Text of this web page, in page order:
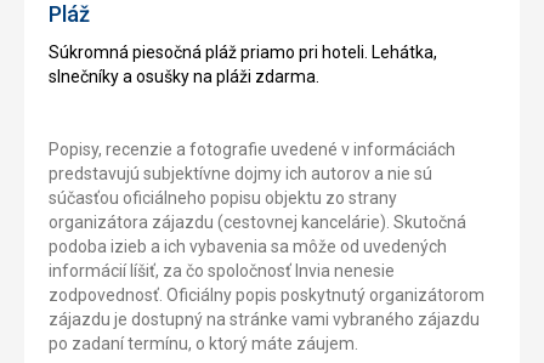
Pláž
Súkromná piesočná pláž priamo pri hoteli. Lehátka,
slnečníky a osušky na pláži zdarma.
Popisy, recenzie a fotografie uvedené v informáciách
predstavujú subjektívne dojmy ich autorov a nie sú
súčasťou oficiálneho popisu objektu zo strany
organizátora zájazdu (cestovnej kancelárie). Skutočná
podoba izieb a ich vybavenia sa môže od uvedených
informácií líšiť, za čo spoločnosť Invia nenesie
zodpovednosť. Oficiálny popis poskytnutý organizátorom
zájazdu je dostupný na stránke vami vybraného zájazdu
po zadaní termínu, o ktorý máte záujem.